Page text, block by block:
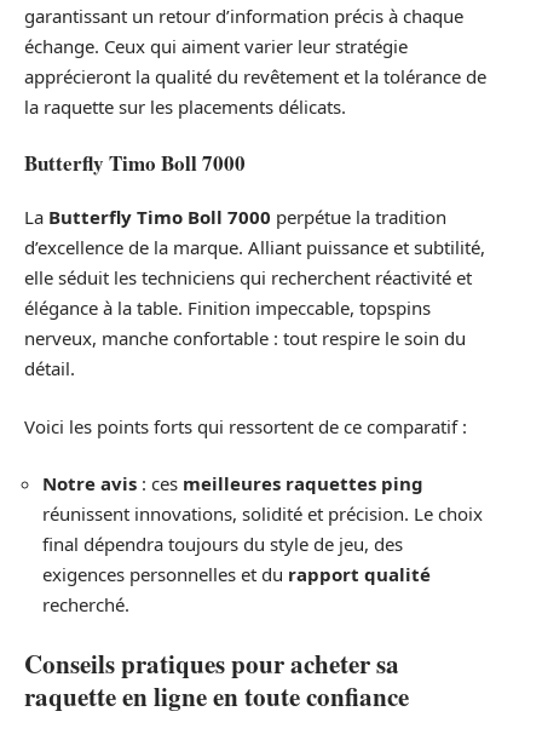
garantissant un retour d’information précis à chaque
échange. Ceux qui aiment varier leur stratégie
apprécieront la qualité du revêtement et la tolérance de
la raquette sur les placements délicats.
Butterfly Timo Boll 7000
La Butterfly Timo Boll 7000 perpétue la tradition
d’excellence de la marque. Alliant puissance et subtilité,
elle séduit les techniciens qui recherchent réactivité et
élégance à la table. Finition impeccable, topspins
nerveux, manche confortable : tout respire le soin du
détail.
Voici les points forts qui ressortent de ce comparatif :
Notre avis : ces meilleures raquettes ping
réunissent innovations, solidité et précision. Le choix
final dépendra toujours du style de jeu, des
exigences personnelles et du rapport qualité
recherché.
Conseils pratiques pour acheter sa
raquette en ligne en toute confiance